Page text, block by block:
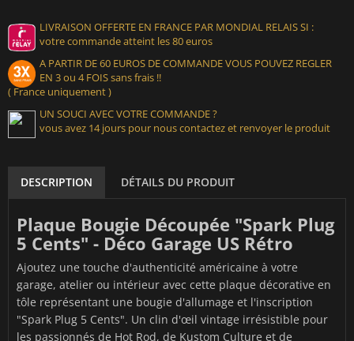
LIVRAISON OFFERTE EN FRANCE PAR MONDIAL RELAIS SI :
votre commande atteint les 80 euros
A PARTIR DE 60 EUROS DE COMMANDE VOUS POUVEZ REGLER
EN 3 ou 4 FOIS sans frais !!
( France uniquement )
UN SOUCI AVEC VOTRE COMMANDE ?
vous avez 14 jours pour nous contactez et renvoyer le produit
DESCRIPTION DÉTAILS DU PRODUIT
Plaque Bougie Découpée "Spark Plug
5 Cents" - Déco Garage US Rétro
Ajoutez une touche d'authenticité américaine à votre
garage, atelier ou intérieur avec cette plaque décorative en
tôle représentant une bougie d'allumage et l'inscription
"Spark Plug 5 Cents". Un clin d'œil vintage irrésistible pour
les passionnés de Hot Rod, de Kustom Culture et de